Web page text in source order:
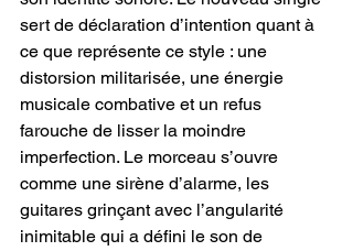
sert de déclaration d’intention quant à
ce que représente ce style : une
distorsion militarisée, une énergie
musicale combative et un refus
farouche de lisser la moindre
imperfection. Le morceau s’ouvre
comme une sirène d’alarme, les
guitares grinçant avec l’angularité
inimitable qui a défini le son de